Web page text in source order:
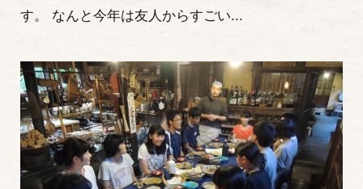
す。 なんと今年は友人からすごい...